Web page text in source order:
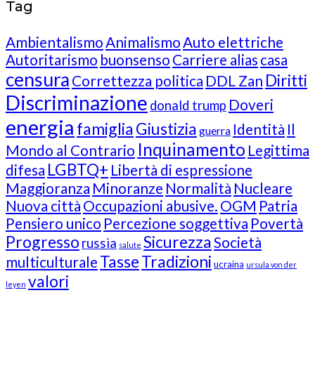
Tag
AmbientalismoAnimalismoAuto elettriche
Autoritarismo buonsenso Carriere alias casa
censura Correttezza politica DDL Zan Diritti
Discriminazione donald trump Doveri
energia famigliaGiustizia guerra Identità Il
Mondo al Contrario Inquinamento Legittima
difesa LGBTQ+ Libertà di espressione
Maggioranza Minoranze Normalità Nucleare
Nuova città Occupazioni abusive. OGM Patria
Pensiero unico Percezione soggettiva Povertà
Progresso russia salute SicurezzaSocietà
multiculturale TasseTradizioni ucraina ursula von der
leyen valori